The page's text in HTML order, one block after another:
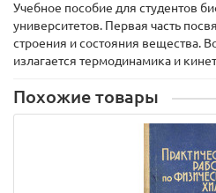
Учебное пособие для студентов
университетов. Первая часть
строения и состояния вещества.
излагается термодинамика и
Похожие товары